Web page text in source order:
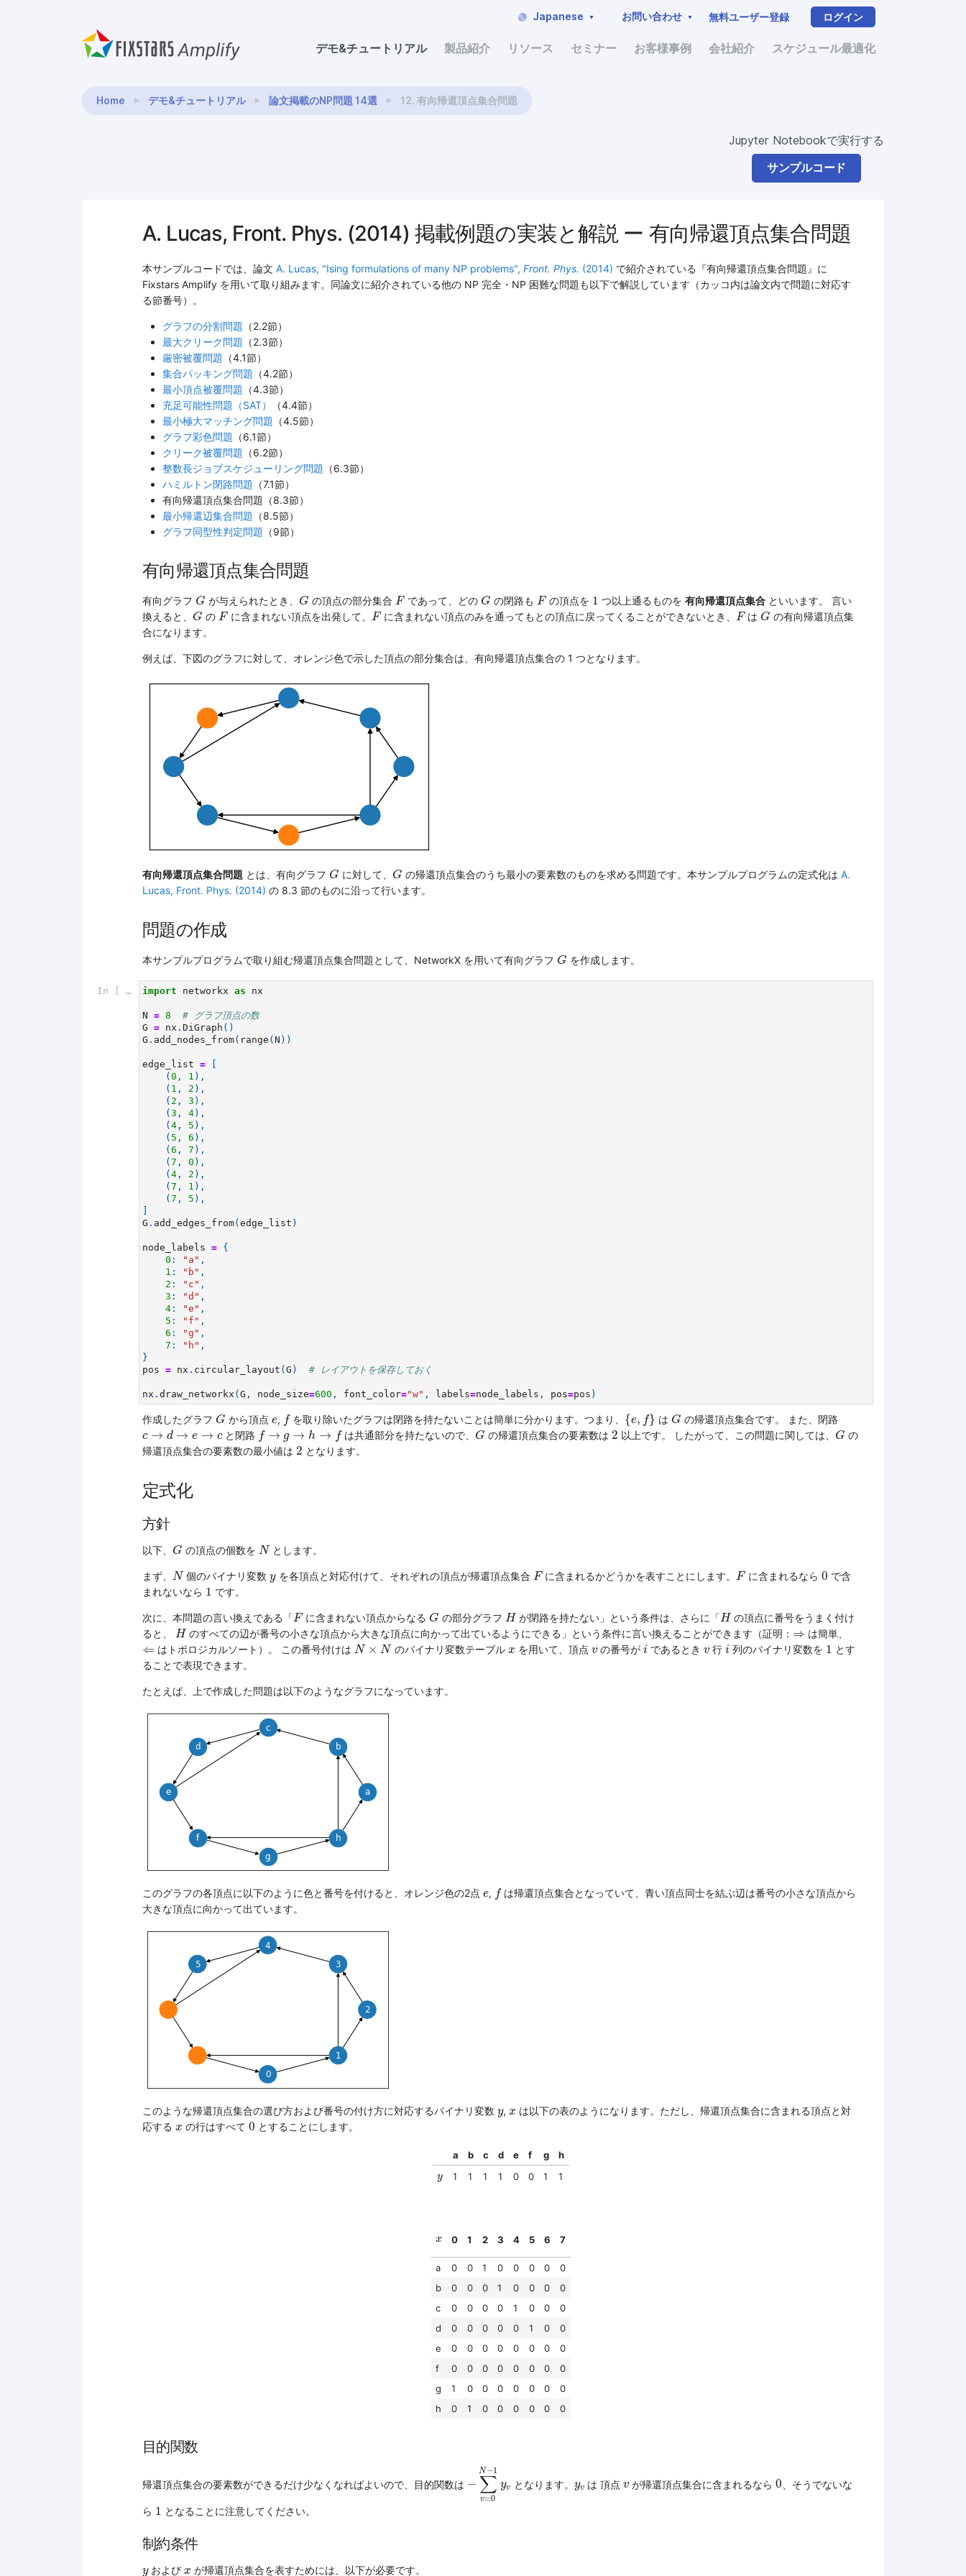
Japanese お問い合わせ 無料ユーザー登録 ログイン
デモ&チュートリアル 製品紹介 リソース セミナー お客様事例 会社紹介 スケジュール最適化
Home デモ&チュートリアル 論文掲載のNP問題 14選 12. 有向帰還頂点集合問題
Jupyter Notebookで実行する
サンプルコード
A. Lucas, Front. Phys. (2014) 掲載例題の実装と解説 ー 有向帰還頂点集合問題
本サンプルコードでは、論文 A. Lucas, "Ising formulations of many NP problems", Front. Phys. (2014) で紹介されている『有向帰還頂点集合問題』に
Fixstars Amplify を用いて取り組みます。同論文に紹介されている他の NP 完全・NP 困難な問題も以下で解説しています（カッコ内は論文内で問題に対応す
る節番号）。
グラフの分割問題 （2.2節）
最大クリーク問題 （2.3節）
厳密被覆問題 （4.1節）
集合パッキング問題 （4.2節）
最小頂点被覆問題 （4.3節）
充足可能性問題（SAT）
（4.4節）
最小極大マッチング問題 （4.5節）
グラフ彩色問題 （6.1節）
クリーク被覆問題 （6.2節）
整数長ジョブスケジューリング問題 （6.3節）
ハミルトン閉路問題 （7.1節）
有向帰還頂点集合問題（8.3節）
最小帰還辺集合問題 （8.5節）
グラフ同型性判定問題 （9節）
有向帰還頂点集合問題
有向グラフ G
G が与えられたとき、 G
G の頂点の部分集合 F
Fであって、どの G
G の閉路も F
Fの頂点を 1
1 つ以上通るものを 有向帰還頂点集合といいます。 言い
換えると、 G
G の F
Fに含まれない頂点を出発して、 F
Fに含まれない頂点のみを通ってもとの頂点に戻ってくることができないとき、 F
Fは G
G の有向帰還頂点集
合になります。
例えば、下図のグラフに対して、オレンジ色で示した頂点の部分集合は、有向帰還頂点集合の 1 つとなります。
有向帰還頂点集合問題 とは、有向グラフ G
G に対して、 G
G の帰還頂点集合のうち最小の要素数のものを求める問題です。本サンプルプログラムの定式化は A.
Lucas, Front. Phys. (2014) の 8.3 節のものに沿って行います。
問題の作成
本サンプルプログラムで取り組む帰還頂点集合問題として、NetworkX を用いて有向グラフ G
G を作成します。
In [ ]: import networkx as nx
N = 8
# グラフ頂点の数
G = nx . DiGraph ()
G . add_nodes_from( range ( N ))
edge_list =
( 0 , 1 ),
( 1 , 2 ),
( 2 , 3 ),
( 3 , 4),
( 4 , 5 ),
( 5 , 6 ),
( 6 , 7 ),
( 7 , 0 ),
( 4 , 2 ),
( 7 , 1 ),
( 7 , 5 ),
G . add_edges_from( edge_list )
node_labels = {
0 : "a" ,
1 : "b" ,
2 : "c" ,
3 : "d" ,
4 : "e" ,
5 : "f" ,
6 : "g" ,
7 : "h" ,
}
pos = nx . circular_layout ( G ) # レイアウトを保存しておく
nx . draw_networkx ( G , node_size=600 , font_color="w" , labels=node_labels , pos=pos )
作成したグラフ G
G から頂点 e
e, f
fを取り除いたグラフは閉路を持たないことは簡単に分かります。つまり、 {e, f}
{e } は G
G の帰還頂点集合です。 また、閉路
c → d → e → c
c → d→ e → と閉路 f → g → h → f
f→ g → h→f は共通部分を持たないので、 G
G の帰還頂点集合の要素数は 2
2 以上です。 したがって、この問題に関しては、 G
G の
帰還頂点集合の要素数の最小値は 2
2 となります。
定式化
方針
以下、 G
G の頂点の個数を N
Nとします。
まず、 N
N個のバイナリ変数y
yを各頂点と対応付けて、それぞれの頂点が帰還頂点集合 F
Fに含まれるかどうかを表すことにします。 F
F に含まれるなら0
0 で含
まれないなら 1
1 です。
次に、本問題の言い換えである「F
Fに含まれない頂点からなる G
G の部分グラフ H
Hが閉路を持たない」という条件は、さらに「H
Hの頂点に番号をうまく付け
ると、 H
Hのすべての辺が番号の小さな頂点から大きな頂点に向かって出ているようにできる」という条件に言い換えることができます（証明： ⇒
⇒ は簡単、
⇐
⇐ はトポロジカルソート）。 この番号付けは N × N
N×N のバイナリ変数テーブル x
x を用いて、頂点 v
vの番号が i
i であるとき v
v行 i
i 列のバイナリ変数を 1
1 とす
ることで表現できます。
たとえば、上で作成した問題は以下のようなグラフになっています。
このグラフの各頂点に以下のように色と番号を付けると、オレンジ色の2点 e
e, f
fは帰還頂点集合となっていて、青い頂点同士を結ぶ辺は番号の小さな頂点から
大きな頂点に向かって出ています。
このような帰還頂点集合の選び方および番号の付け方に対応するバイナリ変数 y
y,x
x は以下の表のようになります。ただし、帰還頂点集合に含まれる頂点と対
応する x
x の行はすべて 0
0 とすることにします。
a b c d e f g h
y
y 1 1 1 1 0 0 1 1
x
x 0 1 2 3 4 5 6 7
a 0 0 1 0 0 0 0
0
b
0 0 0 1 0 0 0
0
c
0 0 0 0 1 0 0
0
d
0 0 0 0 0 1 0
0
e
0 0 0 0 0 0 0
0
f
0 0 0 0 0 0 0
0
g
1 0 0 0 0 0 0
0
h
0 1 0 0 0 0 0 0
目的関数
帰還頂点集合の要素数ができるだけ少なくなればよいので、目的関数は −
N−1
∑
v=0
yv
∑v =
となります。 yv
yvは 頂点v
v が帰還頂点集合に含まれるなら0
0 、そうでないな
ら 1
1 となることに注意してください。
制約条件
y
yおよびx
x が帰還頂点集合を表すためには、以下が必要です。